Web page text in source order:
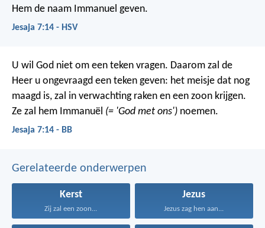
Hem de naam Immanuel geven.
Jesaja 7:14 - HSV
U wil God niet om een teken vragen. Daarom zal de
Heer u ongevraagd een teken geven: het meisje dat nog
maagd is, zal in verwachting raken en een zoon krijgen.
Ze zal hem Immanuël (= 'God met ons') noemen.
Jesaja 7:14 - BB
Gerelateerde onderwerpen
Kerst
Zij zal een zoon...
Jezus
Jezus zag hen aan...